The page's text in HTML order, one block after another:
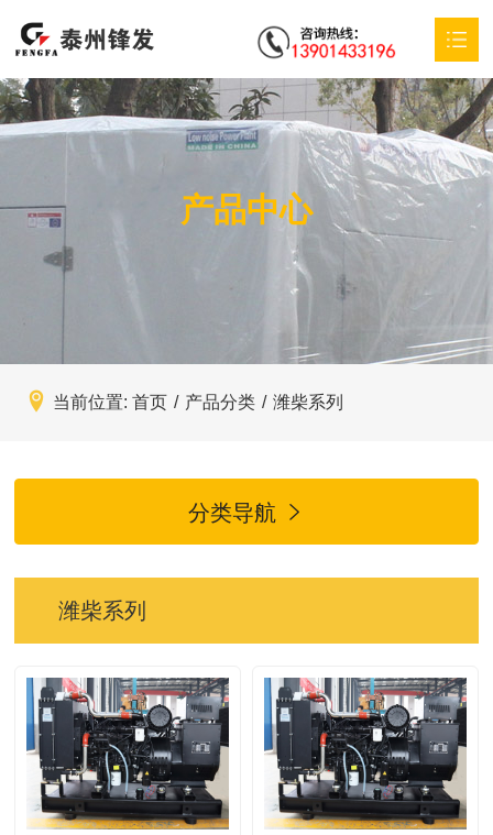
首页
产品中心
特殊定制
服务支持
新闻动态
产品中心
当前位置: 首页 / 产品分类 / 潍柴系列
分类导航 
潍柴系列